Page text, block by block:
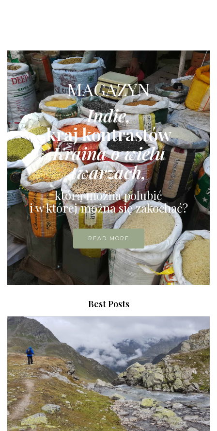
MAGAZYN
Indie,
kraj kontrastów
Kraina o wielu
twarzach,
którą można polubić
i w której można się zakochać?
READ MORE
Best Posts